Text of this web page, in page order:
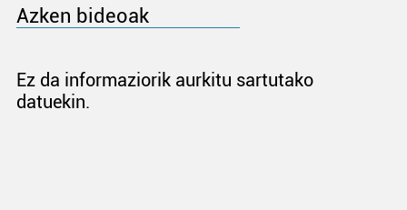
Azken bideoak
Ez da informaziorik aurkitu sartutako
datuekin.